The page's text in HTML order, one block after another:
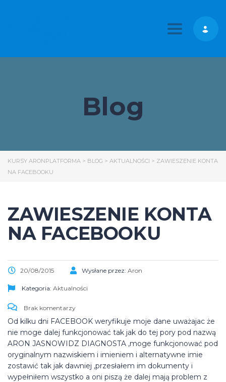
Toggle
Blog
KURSY ARONPLATFORMA > BLOG > AKTUALNOŚCI > ZAWIESZENIE KONTA
NA FACEBOOKU
ZAWIESZENIE KONTA
NA FACEBOOKU
20/08/2015 Wysłane przez: Aron
Kategoria: Aktualności
Brak komentarzy
Od kilku dni FACEBOOK weryfikuje moje dane uważajac że
nie moge dalej funkcjonować tak jak do tej pory pod nazwą
ARON JASNOWIDZ DIAGNOSTA ,moge funkcjonować pod
oryginalnym nazwiskiem i imieniem i alternatywne imie
zostawić tak jak dawniej ,przesłałem im dokumenty i
wypełniłem wszystko a oni piszą że dalej mają problem z